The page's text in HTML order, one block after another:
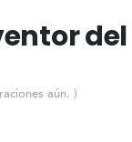
aún. )